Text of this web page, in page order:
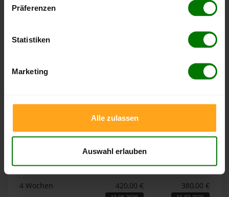
Präferenzen
Statistiken
Marketing
Alle zulassen
Auswahl erlauben
Höchst- und Tiefststände der
Pelletspreise für lose Holzpellets und Holzpellets
Sackware in Wilsum
. Das dazugehörige Datum zeigt, wann
wurde.
Lose Holzpellets
Zeitraum Höchststand
Tiefststand
4 Wochen
420,00 € 380,00 €